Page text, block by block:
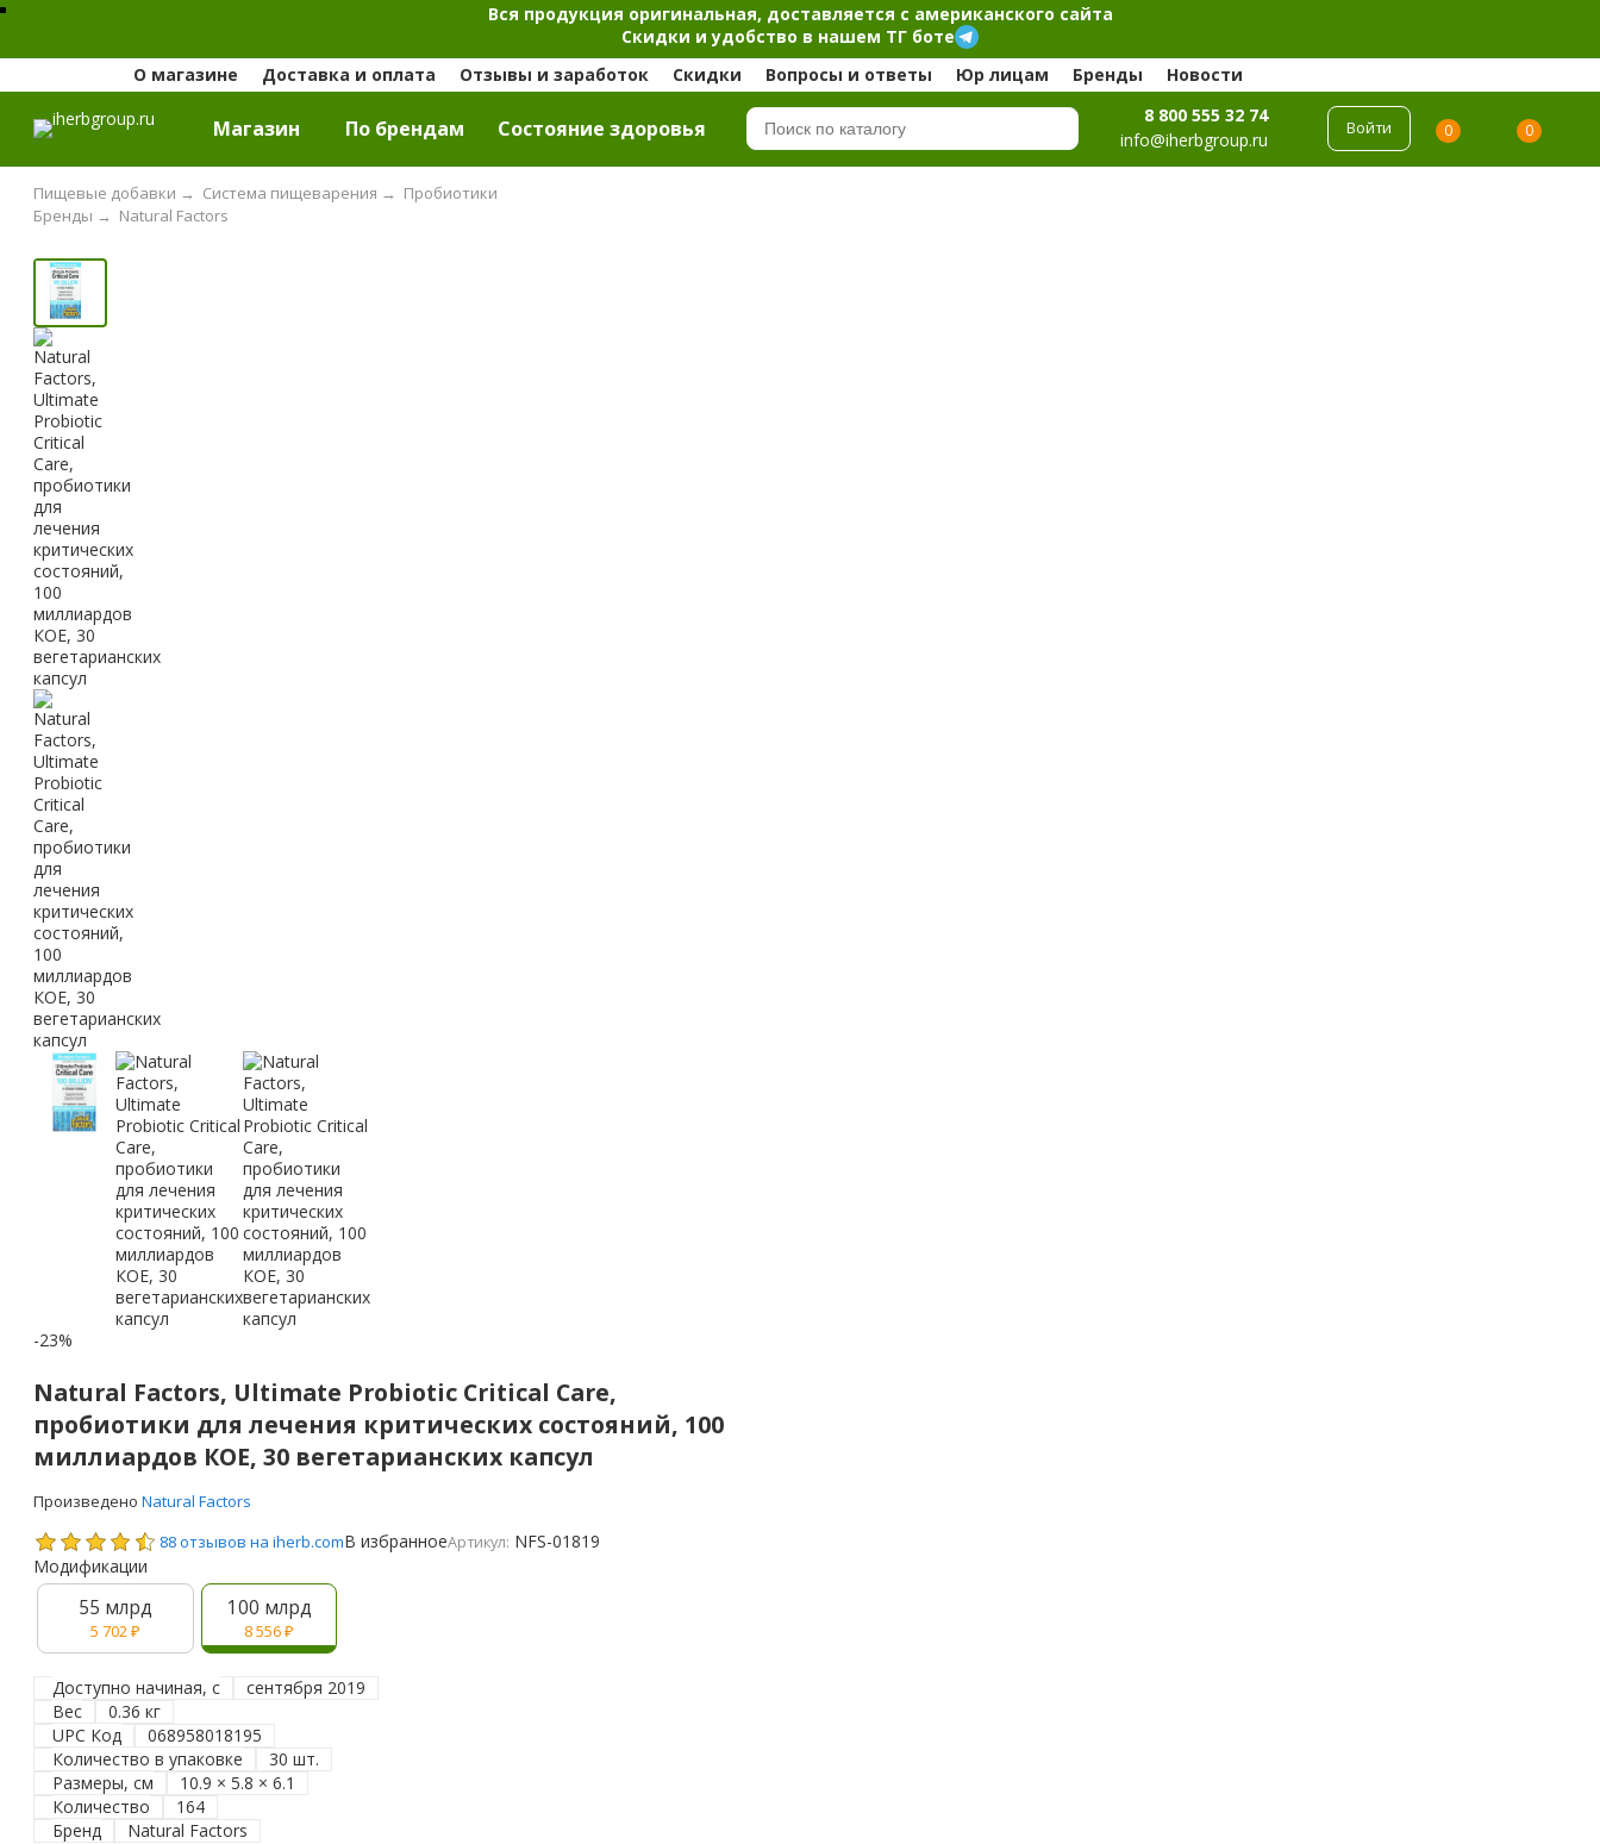
Вся продукция оригинальная, доставляется с американского сайта
Скидки и удобство в нашем ТГ боте
О магазине
Доставка и оплата Отзывы и заработок Скидки Вопросы и ответы Юр лицам Бренды Новости
Магазин По брендам Cостояние здоровья
8 800 555 32 74
info@iherbgroup.ru
Войти 0 0
Пищевые добавки → Система пищеварения → Пробиотики
Natural Factors
Бренды →
-23%
Natural Factors, Ultimate Probiotic Critical Care,
пробиотики для лечения критических состояний, 100
миллиардов КОЕ, 30 вегетарианских капсул
Произведено Natural Factors
88 отзывов на iherb.comВ избранноеАртикул: NFS-01819
Модификации
55 млрд
5 702₽
100 млрд
8 556₽
Доступно начиная, с
сентября 2019
Вес
0.36 кг
UPC Код
068958018195
Количество в упаковке
30 шт.
Размеры, см
10.9 × 5.8 × 6.1
Количество
164
Бренд
Natural Factors